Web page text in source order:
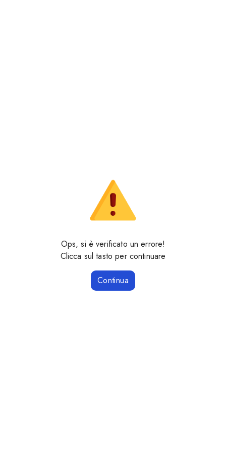
Ops, si è verificato un errore!
Clicca sul tasto per continuare
Continua